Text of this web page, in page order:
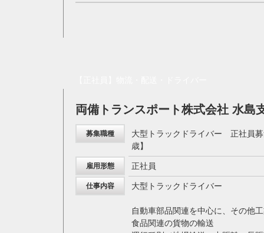
両備トランスポート株式会社 水島
募集職種
大型トラックドライバー 正社員
歳】
雇用形態 正社員
仕事内容 大型トラックドライバー
自動車部品関連を中心に、その他
食品関連の貨物の輸送